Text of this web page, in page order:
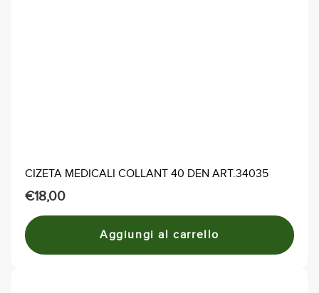
CIZETA MEDICALI COLLANT 40 DEN ART.34035
€18,00
Aggiungi al carrello